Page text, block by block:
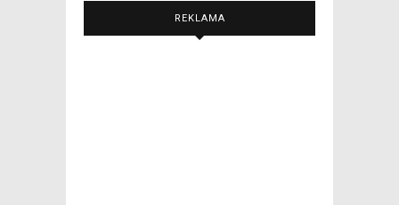
REKLAMA